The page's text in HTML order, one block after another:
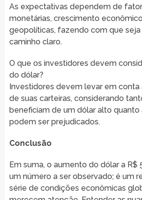
As expectativas dependem de
monetárias, crescimento
geopolíticas, fazendo com que
caminho claro.
O que os investidores devem
do dólar?
Investidores devem levar em conta
de suas carteiras, considerando
beneficiam de um dólar alto quanto
podem ser prejudicados.
Conclusão
Em suma, o aumento do dólar a R$
um número a ser observado; é um
série de condições econômicas